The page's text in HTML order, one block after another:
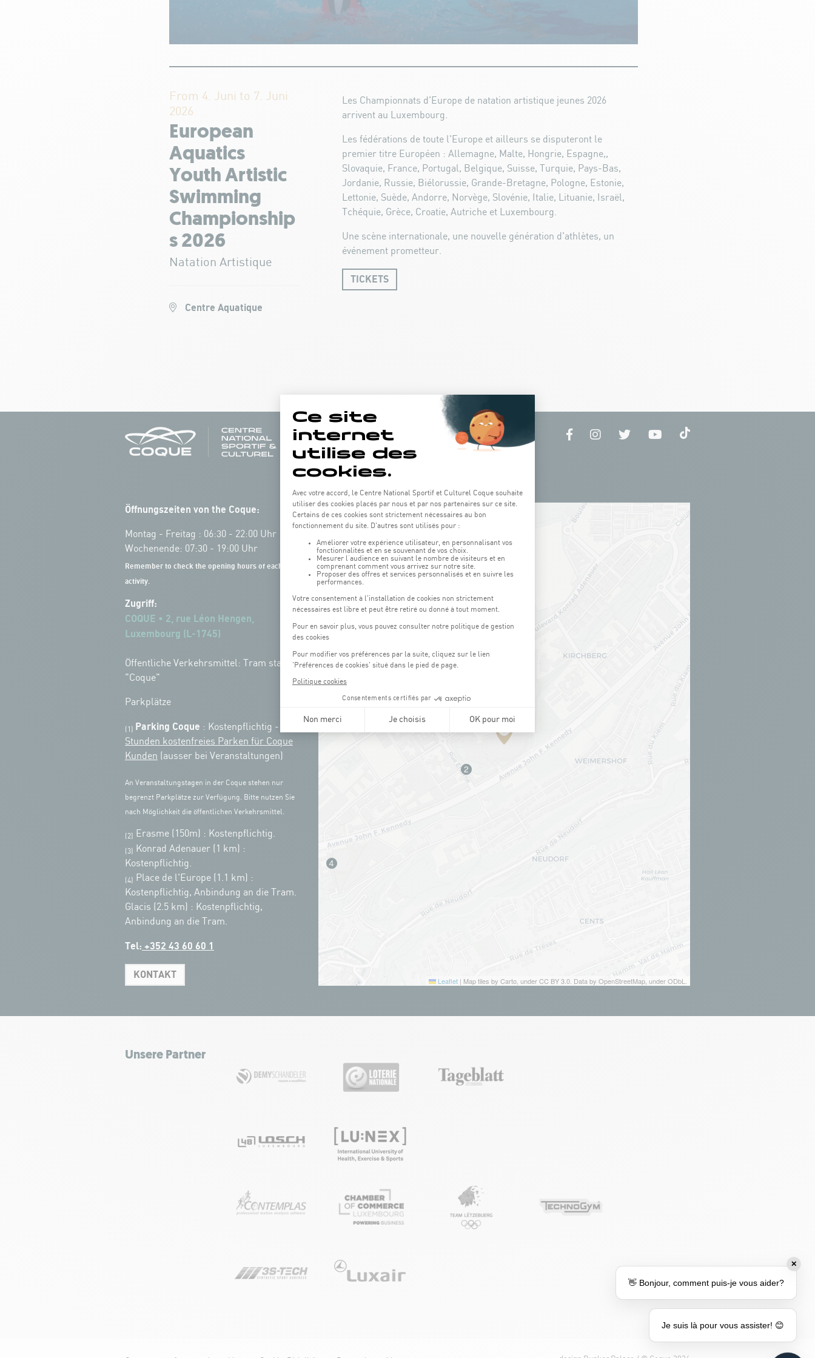
From 4. Juni to 7. Juni
2026
European
Aquatics
Youth Artistic
Swimming
Championship
s 2026
Natation Artistique
Centre Aquatique
Les Championnats d'Europe de natation artistique jeunes 2026
arrivent au Luxembourg.
Les fédérations de toute l'Europe et ailleurs se disputeront le
premier titre Européen : Allemagne, Malte, Hongrie, Espagne,,
Slovaquie, France, Portugal, Belgique, Suisse, Turquie, Pays-Bas,
Jordanie, Russie, Biélorussie, Grande-Bretagne, Pologne, Estonie,
Lettonie, Suède, Andorre, Norvège, Slovénie, Italie, Lituanie, Israël,
Tchéquie, Grèce, Croatie, Autriche et Luxembourg.
Une scène internationale, une nouvelle génération d'athlètes, un
événement prometteur.
TICKETS
Öffnungszeiten von the Coque:
Montag - Freitag : 06:30 - 22:00 Uhr
Wochenende: 07:30 - 19:00 Uhr
Remember to check the opening hours of each
activity.
Zugriff:
COQUE • 2, rue Léon Hengen,
Luxembourg (L-1745)
Öffentliche Verkehrsmittel: Tram station
"Coque"
Parkplätze
(1) Parking Coque : Kostenpflichtig -
Stunden kostenfreies Parken für Coque
Kunden (ausser bei Veranstaltungen)
An Veranstaltungstagen in der Coque stehen nur
begrenzt Parkplätze zur Verfügung. Bitte nutzen Sie
nach Möglichkeit die öffentlichen Verkehrsmittel.
(2) Erasme (150m) : Kostenpflichtig.
(3) Konrad Adenauer (1 km)
:
Kostenpflichtig.
(4)
Place de l'Europe (1.1 km) :
Kostenpflichtig, Anbindung an die Tram.
Glacis (2.5 km) : Kostenpflichtig,
Anbindung an die Tram.
Tel: +352 43 60 60 1
KONTAKT
+
−
Leaflet | Map tiles by Carto, under CC BY 3.0. Data by OpenStreetMap, under ODbL.
Unsere Partner
✕
👋 Bonjour, comment puis-je vous aider?
Je suis là pour vous assister! 😊